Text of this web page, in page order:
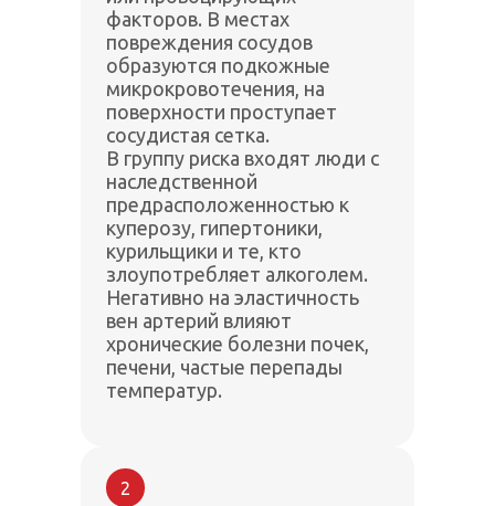
факторов. В местах
повреждения сосудов
образуются подкожные
микрокровотечения, на
поверхности проступает
сосудистая сетка.
В группу риска входят люди с
наследственной
предрасположенностью к
куперозу, гипертоники,
курильщики и те, кто
злоупотребляет алкоголем.
Негативно на эластичность
вен артерий влияют
хронические болезни почек,
печени, частые перепады
температур.
2